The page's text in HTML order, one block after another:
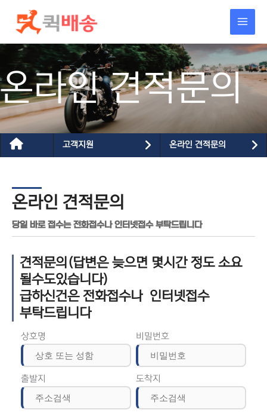
건너뛰기
온라인 견적문의
고객지원 온라인 견적문의
온라인 견적문의
당일 바로 접수는 전화접수나 인터넷접수 부탁드립니다
견적문의(답변은 늦으면 몇시간 정도 소요
될수도있습니다)
급하신건은 전화접수나 인터넷접수
부탁드립니다
상호명 비밀번호
출발지 도착지